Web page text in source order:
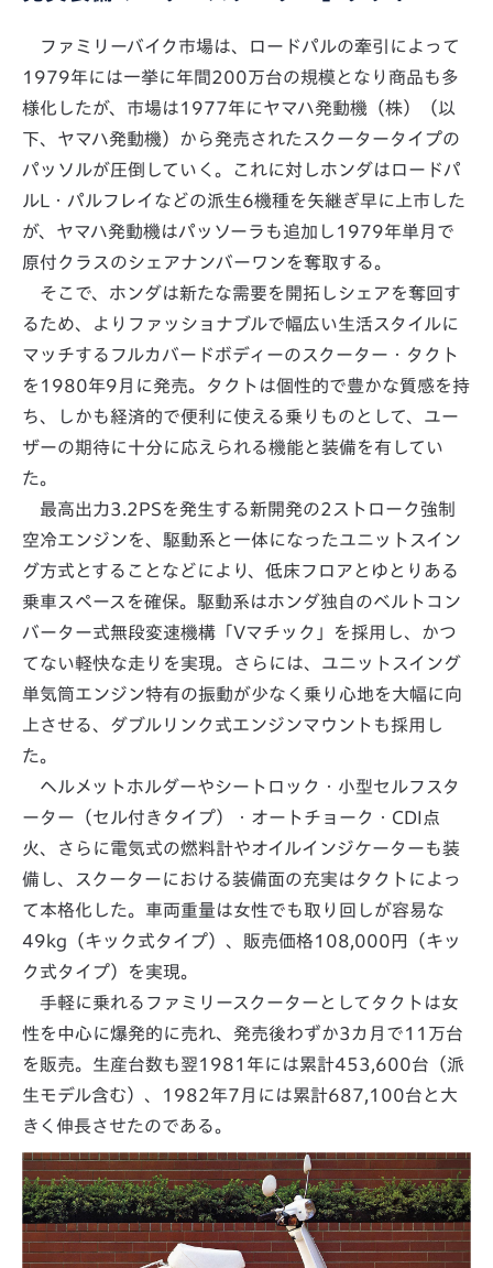
ファミリーバイク市場は、ロードパルの牽引によって
1979年には一挙に年間200万台の規模となり商品も多
様化したが、市場は1977年にヤマハ発動機（株）（以
下、ヤマハ発動機）から発売されたスクータータイプの
パッソルが圧倒していく。これに対しホンダはロードパ
ルL・パルフレイなどの派生6機種を矢継ぎ早に上市した
が、ヤマハ発動機はパッソーラも追加し1979年単月で
原付クラスのシェアナンバーワンを奪取する。
そこで、ホンダは新たな需要を開拓しシェアを奪回す
るため、よりファッショナブルで幅広い生活スタイルに
マッチするフルカバードボディーのスクーター・タクト
を1980年9月に発売。タクトは個性的で豊かな質感を持
ち、しかも経済的で便利に使える乗りものとして、ユー
ザーの期待に十分に応えられる機能と装備を有してい
た。
最高出力3.2PSを発生する新開発の2ストローク強制
空冷エンジンを、駆動系と一体になったユニットスイン
グ方式とすることなどにより、低床フロアとゆとりある
乗車スペースを確保。駆動系はホンダ独自のベルトコン
バーター式無段変速機構「Vマチック」を採用し、かつ
てない軽快な走りを実現。さらには、ユニットスイング
単気筒エンジン特有の振動が少なく乗り心地を大幅に向
上させる、ダブルリンク式エンジンマウントも採用し
た。
ヘルメットホルダーやシートロック・小型セルフスタ
ーター（セル付きタイプ）・オートチョーク・CDI点
火、さらに電気式の燃料計やオイルインジケーターも装
備し、スクーターにおける装備面の充実はタクトによっ
て本格化した。車両重量は女性でも取り回しが容易な
49kg（キック式タイプ）、販売価格108,000円（キッ
ク式タイプ）を実現。
手軽に乗れるファミリースクーターとしてタクトは女
性を中心に爆発的に売れ、発売後わずか3カ月で11万台
を販売。生産台数も翌1981年には累計453,600台（派
生モデル含む）、1982年7月には累計687,100台と大
きく伸長させたのである。